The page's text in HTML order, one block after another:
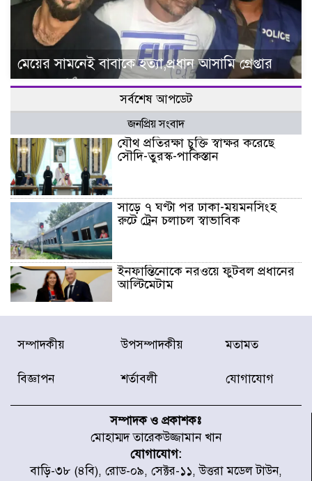
মেয়ের সামনেই বাবাকে হত্যা,প্রধান আসামি গ্রেপ্তার
সর্বশেষ আপডেট
জনপ্রিয় সংবাদ
যৌথ প্রতিরক্ষা চুক্তি স্বাক্ষর করেছে
সৌদি-তুরস্ক-পাকিস্তান
সাড়ে ৭ ঘণ্টা পর ঢাকা-ময়মনসিংহ
রুটে ট্রেন চলাচল স্বাভাবিক
ইনফান্তিনোকে নরওয়ে ফুটবল প্রধানের
আল্টিমেটাম
দেশে ভারি বৃষ্টির সতর্কবার্তা, ১০
জেলায় বন্যার পূর্বাভাস
স্থাপনের উদ্যোগ চান মিয়া ব্যাপারীর
৭ জেলায় ঝোড়ো হাওয়াসহ বজ্রবৃষ্টির
শঙ্কা
সম্পাদকীয় উপসম্পাদকীয় মতামত
বিজ্ঞাপন শর্তাবলী যোগাযোগ
সম্পাদক ও প্রকাশকঃ
মোহাম্মদ তারেকউজ্জামান খান
যোগাযোগ:
বাড়ি-৩৮ (৪বি), রোড-০৯, সেক্টর-১১, উত্তরা মডেল টাউন,